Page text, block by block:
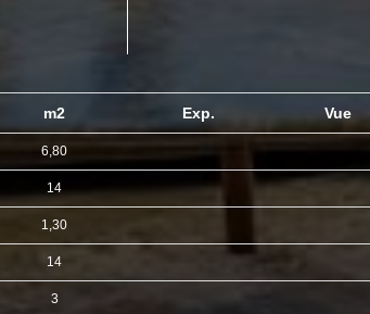
m2 Exp. Vue
6,80
14
1,30
14
3